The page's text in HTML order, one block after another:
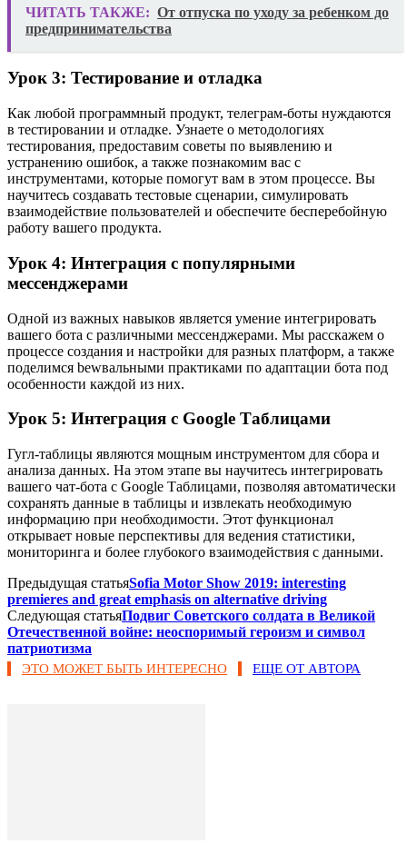
ЧИТАТЬ ТАКЖЕ: От отпуска по уходу за ребенком до
предпринимательства
Урок 3: Тестирование и отладка
Как любой программный продукт, телеграм-боты нуждаются
в тестировании и отладке. Узнаете о методологиях
тестирования, предоставим советы по выявлению и
устранению ошибок, а также познакомим вас с
инструментами, которые помогут вам в этом процессе. Вы
научитесь создавать тестовые сценарии, симулировать
взаимодействие пользователей и обеспечите бесперебойную
работу вашего продукта.
Урок 4: Интеграция с популярными
мессенджерами
Одной из важных навыков является умение интегрировать
вашего бота с различными мессенджерами. Мы расскажем о
процессе создания и настройки для разных платформ, а также
поделимся bewвальными практиками по адаптации бота под
особенности каждой из них.
Урок 5: Интеграция с Google Таблицами
Гугл-таблицы являются мощным инструментом для сбора и
анализа данных. На этом этапе вы научитесь интегрировать
вашего чат-бота с Google Таблицами, позволяя автоматически
сохранять данные в таблицы и извлекать необходимую
информацию при необходимости. Этот функционал
открывает новые перспективы для ведения статистики,
мониторинга и более глубокого взаимодействия с данными.
Предыдущая статьяSofia Motor Show 2019: interesting
premieres and great emphasis on alternative driving
Следующая статьяПодвиг Советского солдата в Великой
Отечественной войне: неоспоримый героизм и символ
патриотизма
ЭТО МОЖЕТ БЫТЬ ИНТЕРЕСНО ЕЩЕ ОТ АВТОРА